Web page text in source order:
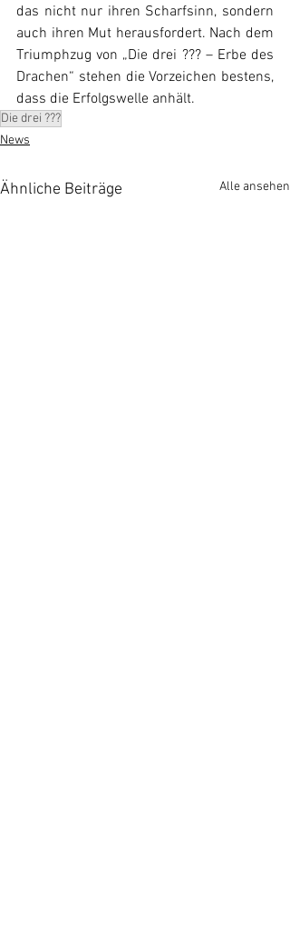
das nicht nur ihren Scharfsinn, sondern
auch ihren Mut herausfordert. Nach dem
Triumphzug von „Die drei ??? – Erbe des
Drachen“ stehen die Vorzeichen bestens,
dass die Erfolgswelle anhält.
Die drei ???
News
Ähnliche Beiträge Alle ansehen